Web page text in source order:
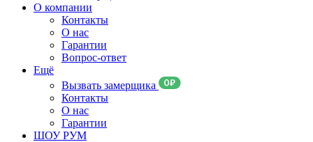
О компании
Контакты
О нас
Гарантии
Вопрос-ответ
Ещё
Вызвать замерщика
Контакты
О нас
Гарантии
ШОУ РУМ